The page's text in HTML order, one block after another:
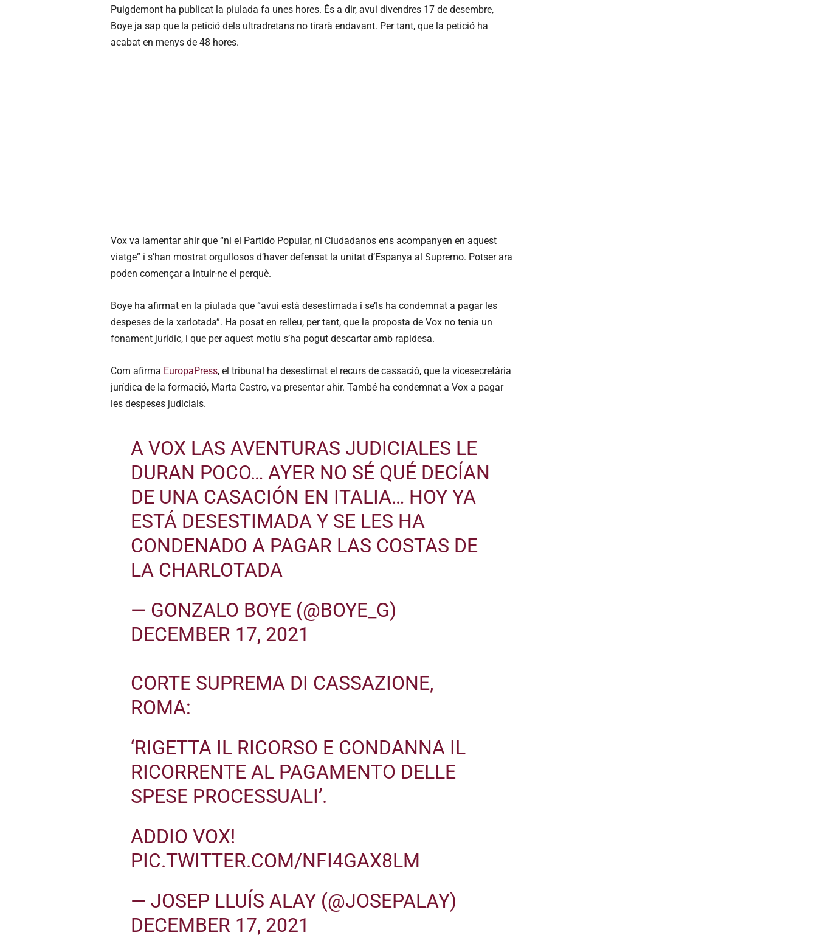
Puigdemont ha publicat la piulada fa unes hores. És a dir, avui divendres 17 de desembre,
Boye ja sap que la petició dels ultradretans no tirarà endavant. Per tant, que la petició ha
acabat en menys de 48 hores.
Vox va lamentar ahir que “ni el Partido Popular, ni Ciudadanos ens acompanyen en aquest
viatge” i s’han mostrat orgullosos d’haver defensat la unitat d’Espanya al Supremo. Potser ara
poden començar a intuir-ne el perquè.
Boye ha afirmat en la piulada que “avui està desestimada i se’ls ha condemnat a pagar les
despeses de la xarlotada”. Ha posat en relleu, per tant, que la proposta de Vox no tenia un
fonament jurídic, i que per aquest motiu s’ha pogut descartar amb rapidesa.
Com afirma EuropaPress, el tribunal ha desestimat el recurs de cassació, que la vicesecretària
jurídica de la formació, Marta Castro, va presentar ahir. També ha condemnat a Vox a pagar
les despeses judicials.
A VOX LAS AVENTURAS JUDICIALES LE
DURAN POCO… AYER NO SÉ QUÉ DECÍAN
DE UNA CASACIÓN EN ITALIA… HOY YA
ESTÁ DESESTIMADA Y SE LES HA
CONDENADO A PAGAR LAS COSTAS DE
LA CHARLOTADA
— GONZALO BOYE (@BOYE_G)
DECEMBER 17, 2021
CORTE SUPREMA DI CASSAZIONE,
ROMA:
‘RIGETTA IL RICORSO E CONDANNA IL
RICORRENTE AL PAGAMENTO DELLE
SPESE PROCESSUALI’.
ADDIO VOX!
PIC.TWITTER.COM/NFI4GAX8LM
— JOSEP LLUÍS ALAY (@JOSEPALAY)
DECEMBER 17, 2021